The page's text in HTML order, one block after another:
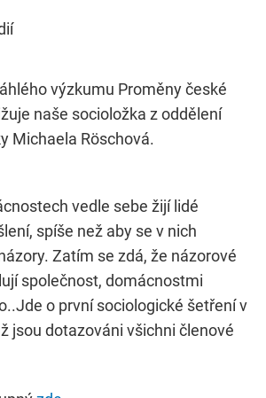
výzkumu Proměny české
naše socioložka z oddělení
Michaela Röschová.
vedle sebe žijí lidé
spíše než aby se v nich
Zatím se zdá, že názorové
společnost, domácnostmi
o první sociologické šetření v
jsou dotazováni všichni členové